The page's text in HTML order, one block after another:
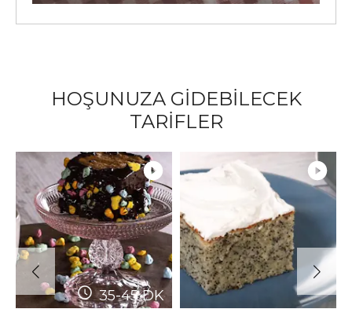
HOŞUNUZA GİDEBİLECEK
TARİFLER
35-45DK